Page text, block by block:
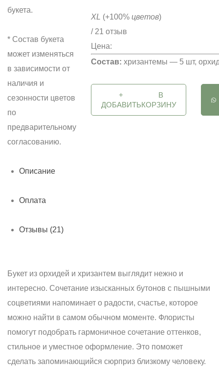
букета.
* Состав букета
может изменяться
в зависимости от
наличия и
сезонности цветов
по
предварительному
согласованию.
XL (+100% цветов)
/ 21 отзыв
Цена:
Состав: хризантемы — 5 шт,
+
ДОБАВИТЬ
В
КОРЗИНУ
Описание
Оплата
Отзывы (21)
Букет из орхидей и хризантем выглядит нежно и
интересно. Сочетание изысканных бутонов с пышными
соцветиями напоминает о радости, счастье, которое
можно найти в самом обычном моменте. Флористы
помогут подобрать гармоничное сочетание оттенков,
стильное и уместное оформление. Это поможет
сделать запоминающийся сюрприз близкому человеку.